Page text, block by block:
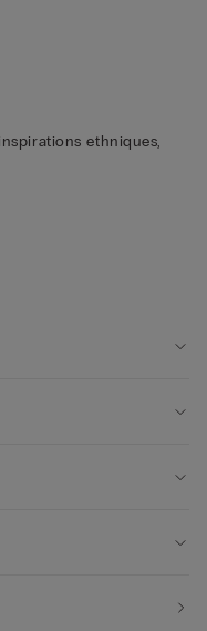
ethniques,
une taille S